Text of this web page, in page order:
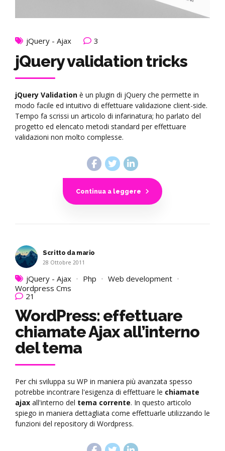
jQuery - Ajax 3
jQuery validation tricks
jQuery Validation è un plugin di jQuery che permette in
modo facile ed intuitivo di effettuare validazione client-side.
Tempo fa scrissi un articolo di infarinatura; ho parlato del
progetto ed elencato metodi standard per effettuare
validazioni non molto complesse.
Continua a leggere
Scritto da mario
28 Ottobre 2011
jQuery - Ajax Php
Web development
Wordpress Cms
21
WordPress: effettuare
chiamate Ajax all’interno
del tema
Per chi sviluppa su WP in maniera più avanzata spesso
potrebbe incontrare l'esigenza di effettuare le chiamate
ajax all'interno del tema corrente. In questo articolo
spiego in maniera dettagliata come effettuarle utilizzando le
funzioni del repository di Wordpress.